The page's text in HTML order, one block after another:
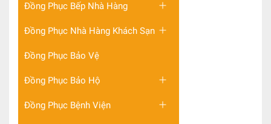
Đồng Phục Bếp Nhà Hàng
Đồng Phục Nhà Hàng Khách Sạn
Đồng Phục Bảo Vệ
Đồng Phục Bảo Hộ
Đồng Phục Bệnh Viện